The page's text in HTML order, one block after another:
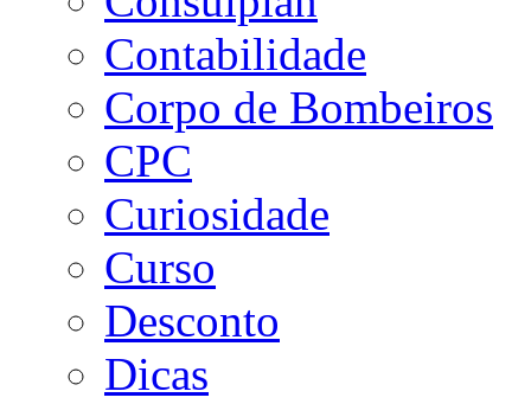
Contabilidade
Corpo de Bombeiros
CPC
Curiosidade
Curso
Desconto
Dicas